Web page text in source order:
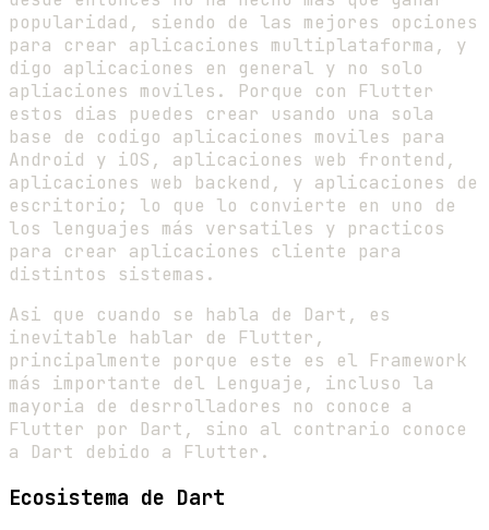
popularidad, siendo de las mejores opciones
para crear aplicaciones multiplataforma, y
digo aplicaciones en general y no solo
apliaciones moviles. Porque con Flutter
estos dias puedes crear usando una sola
base de codigo aplicaciones moviles para
Android y iOS, aplicaciones web frontend,
aplicaciones web backend, y aplicaciones de
escritorio; lo que lo convierte en uno de
los lenguajes más versatiles y practicos
para crear aplicaciones cliente para
distintos sistemas.
Asi que cuando se habla de Dart, es
inevitable hablar de Flutter,
principalmente porque este es el Framework
más importante del Lenguaje, incluso la
mayoria de desrrolladores no conoce a
Flutter por Dart, sino al contrario conoce
a Dart debido a Flutter.
Ecosistema de Dart